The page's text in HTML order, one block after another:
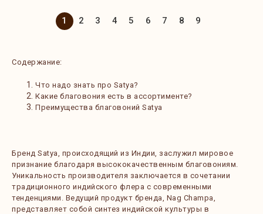
1 2 3 4 5 6 7 8 9
Содержание:
Что надо знать про Satya?
Какие благовония есть в ассортименте?
Преимущества благовоний Satya
Бренд Satya, происходящий из Индии, заслужил мировое
признание благодаря высококачественным благовониям.
Уникальность производителя заключается в сочетании
традиционного индийского флера с современными
тенденциями. Ведущий продукт бренда, Nag Champa,
представляет собой синтез индийской культуры в